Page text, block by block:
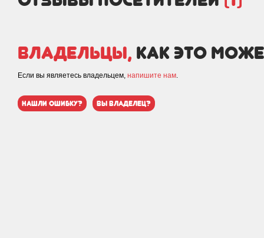
Владельцы, как это
Если вы являетесь владельцем, напишите нам.
нашли ошибку? вы владелец?